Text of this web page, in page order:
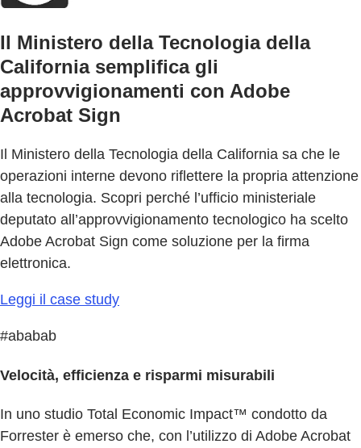
Il Ministero della Tecnologia della
California semplifica gli
approvvigionamenti con Adobe
Acrobat Sign
Il Ministero della Tecnologia della California sa che le
operazioni interne devono riflettere la propria attenzione
alla tecnologia. Scopri perché l’ufficio ministeriale
deputato all’approvvigionamento tecnologico ha scelto
Adobe Acrobat Sign come soluzione per la firma
elettronica.
Leggi il case study
#ababab
Velocità, efficienza e risparmi misurabili
In uno studio Total Economic Impact™ condotto da
Forrester è emerso che, con l’utilizzo di Adobe Acrobat